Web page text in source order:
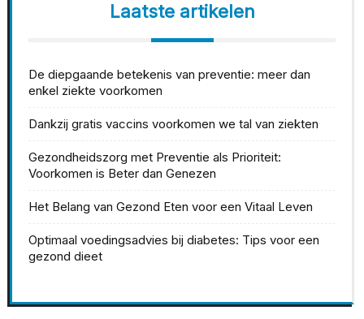
Laatste artikelen
De diepgaande betekenis van preventie: meer dan
enkel ziekte voorkomen
Dankzij gratis vaccins voorkomen we tal van ziekten
Gezondheidszorg met Preventie als Prioriteit:
Voorkomen is Beter dan Genezen
Het Belang van Gezond Eten voor een Vitaal Leven
Optimaal voedingsadvies bij diabetes: Tips voor een
gezond dieet